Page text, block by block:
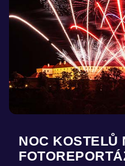
NOC KOSTELŮ